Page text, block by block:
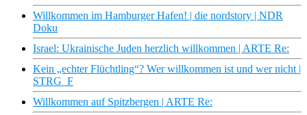
Willkommen im Hamburger Hafen! | die nordstory | NDR
Doku
Israel: Ukrainische Juden herzlich willkommen | ARTE Re:
Kein „echter Flüchtling“? Wer willkommen ist und wer nicht |
STRG_F
Willkommen auf Spitzbergen | ARTE Re: